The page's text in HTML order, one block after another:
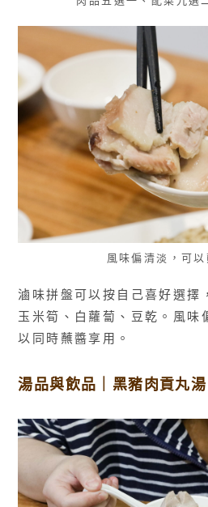
風味偏清淡，可
滷味拼盤可以按自己喜好選擇
玉米筍、白蘿蔔、豆乾。風味
以同時蘸醬享用。
湯品與飲品｜黑豬肉貢丸